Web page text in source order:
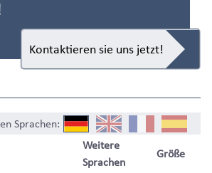
Kontaktieren sie uns jetzt!
Sprachen:
Weitere
Sprachen
Größe